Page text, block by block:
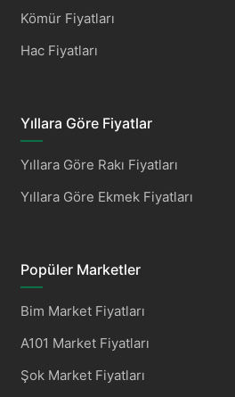
Kömür Fiyatları
Hac Fiyatları
Yıllara Göre Fiyatlar
Yıllara Göre Rakı Fiyatları
Yıllara Göre Ekmek Fiyatları
Popüler Marketler
Bim Market Fiyatları
A101 Market Fiyatları
Şok Market Fiyatları